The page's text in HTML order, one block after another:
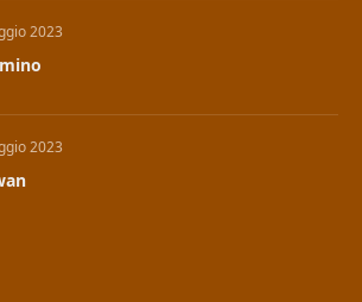
2023
2023